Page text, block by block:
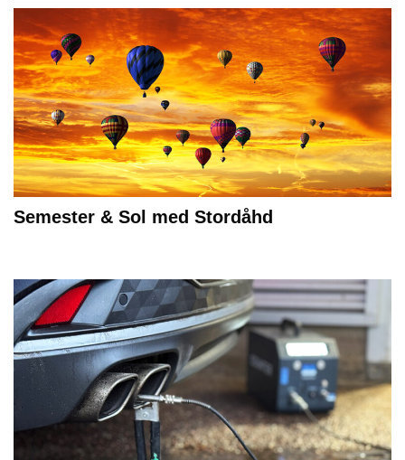
Semester & Sol med Stordåhd